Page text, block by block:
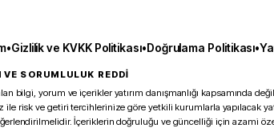
•Gizlilik ve KVKK Politikası•Doğrulama Politikası•
VE SORUMLULUK REDDİ
bilgi, yorum ve içerikler yatırım danışmanlığı kapsamında
risk ve getiri tercihlerinize göre yetkili kurumlarla yapılacak
İçeriklerin doğruluğu ve güncelliği için azami